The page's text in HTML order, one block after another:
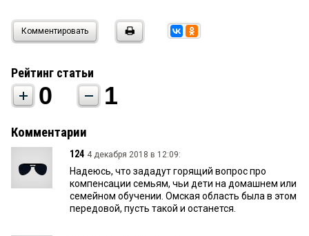
Комментировать
Рейтинг статьи
0 1
Комментарии
124 4 декабря 2018 в 12:09:
Надеюсь, что зададут горящий вопрос про
компенсации семьям, чьи дети на домашнем или
семейном обучении. Омская область была в этом
передовой, пусть такой и останется.